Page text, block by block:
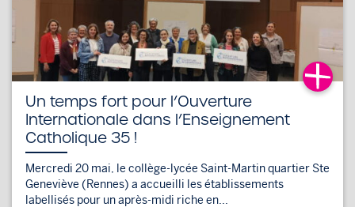
Un temps fort pour l’Ouverture
Internationale dans l’Enseignement
Catholique 35 !
Mercredi 20 mai, le collège-lycée Saint-Martin quartier Ste
Geneviève (Rennes) a accueilli les établissements
labellisés pour un après-midi riche en...